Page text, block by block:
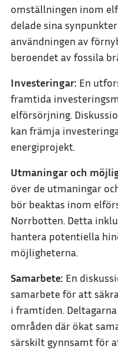
omställningen inom
delade sina
användningen av
beroendet av fossila
Investeringar: En
framtida
elförsörjning.
kan främja
energiprojekt.
Utmaningar och
över de utmaningar
bör beaktas inom
Norrbotten. Detta
hantera potentiella
möjligheterna.
Samarbete: En
samarbete för att
i framtiden.
områden där ökat
särskilt gynnsamt för